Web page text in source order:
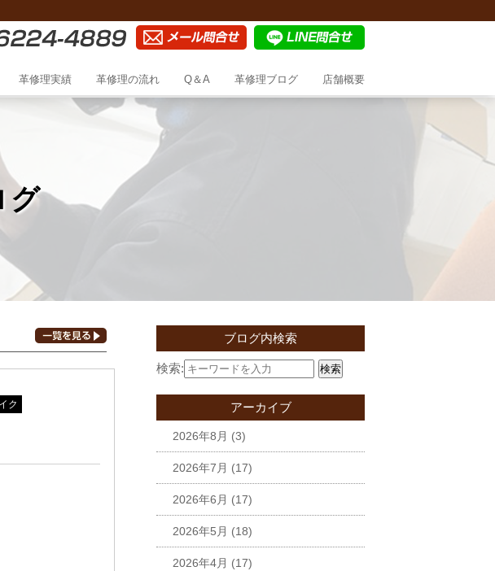
革修理実績 革修理の流れ Q＆A 革修理ブログ 店舗概要
グ
ク
ブログ内検索
検索: 検索
アーカイブ
2026年8月 (3)
2026年7月 (17)
2026年6月 (17)
2026年5月 (18)
2026年4月 (17)